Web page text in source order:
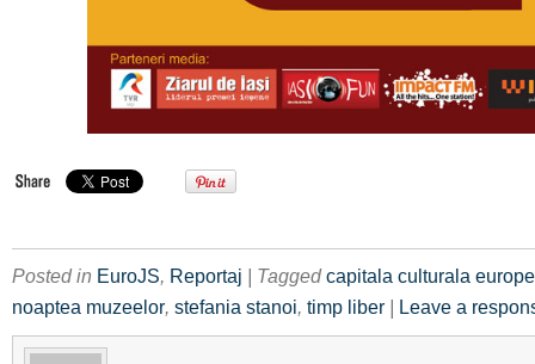
Posted in EuroJS, Reportaj | Taggedcapitala culturala
noaptea muzeelor, stefania stanoi, timp liber | Leave a